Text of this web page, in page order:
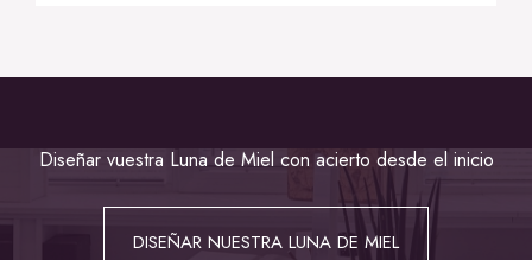
Diseñar vuestra Luna de Miel con acierto desde el inicio
DISEÑAR NUESTRA LUNA DE MIEL